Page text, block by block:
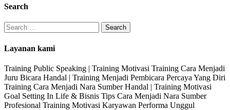
Search
Search
for:
Layanan kami
Training Public Speaking | Training Motivasi Training Cara Menjadi
Juru Bicara Handal | Training Menjadi Pembicara Percaya Yang Diri
Training Cara Menjadi Nara Sumber Handal | Training Motivasi
Goal Setting In Life & Bisnis Tips Cara Menjadi Nara Sumber
Profesional Training Motivasi Karyawan Performa Unggul